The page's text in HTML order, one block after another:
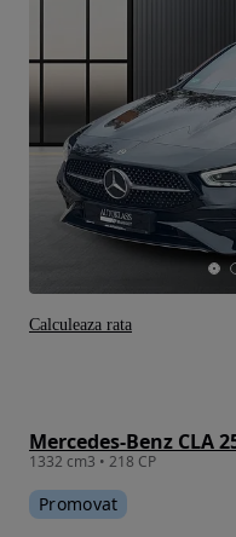
Mercedes-Benz CLA
1332 cm3 • 218 CP
Promovat
Calculeaza rata